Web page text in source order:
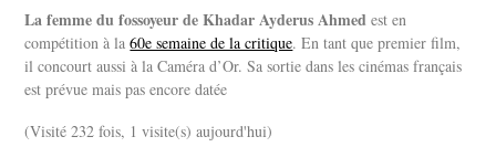
La femme du fossoyeur de Khadar Ayderus Ahmed est en
compétition à la60e semaine de la critique. En tant que premier film,
il concourt aussi à la Caméra d’Or. Sa sortie dans les cinémas français
est prévue mais pas encore datée
(Visité 232 fois, 1 visite(s) aujourd'hui)